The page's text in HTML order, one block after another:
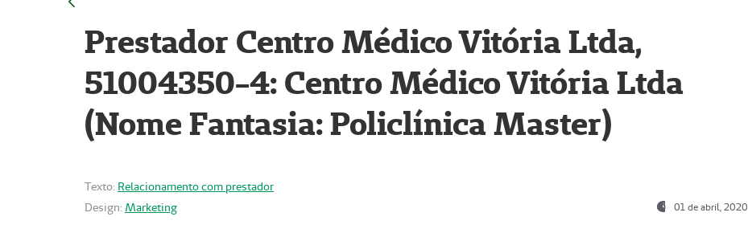
Prestador Centro Médico Vitória Ltda,
51004350-4: Centro Médico Vitória Ltda
(Nome Fantasia: Policlínica Master)
Texto: Relacionamento com prestador
Design: Marketing 01 de abril, 2020